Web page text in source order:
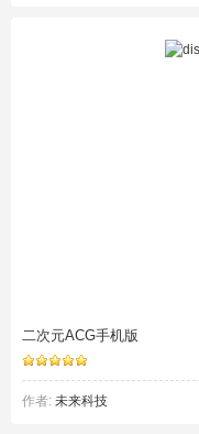
二次元ACG手机版
作者: 未来科技